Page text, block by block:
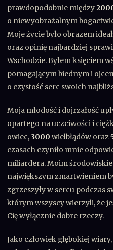
prawdopodobnie między
o niewyobrażalnym
Moje życie było obrazem
oraz opinię najbardziej
Wschodzie. Byłem księciem
pomagającym biednym i
o czystość serc swoich
Moja młodość i dojrzałość
opartego na uczciwości i
owiec, 3000 wielbłądów oraz
czasach czyniło mnie
miliardera. Moim
największym zmartwieniem
zgrzeszyły w sercu podczas
którym wszyscy wierzyli, że
Cię wyłącznie dobre rzeczy.
Jako człowiek głębokiej